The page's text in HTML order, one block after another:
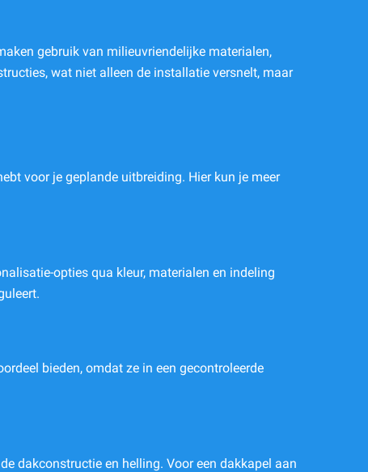
gebruik van milieuvriendelijke materialen,
wat niet alleen de installatie versnelt, maar
voor je geplande uitbreiding. Hier kun je meer
opties qua kleur, materialen en indeling
bieden, omdat ze in een gecontroleerde
dakconstructie en helling. Voor een dakkapel aan